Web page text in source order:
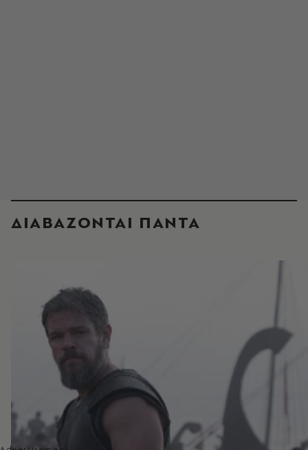
ΔΙΑΒΑΖΟΝΤΑΙ ΠΑΝΤΑ